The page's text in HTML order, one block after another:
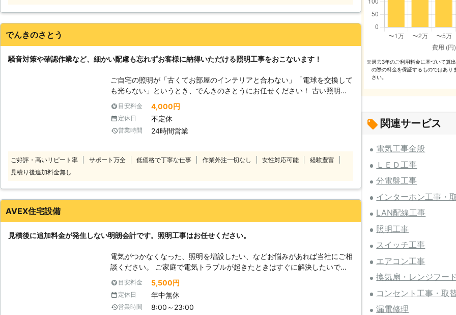
でんきのさとう
騒音対策や確認作業など、細かい配慮も忘れずお客様に納得いただける照明工事をおこないます！
ご自宅の照明が「古くてお部屋のインテリアと合わない」「電球を交換して
も光らない」というとき、でんきのさとうにお任せください！ 古い照明を
そのまま使用していると、絶縁体が劣化して煙がでたり、焦げたりすること
があります。危険から身を守るためにも、古い照明器具は交換工事しましょ
う。 当店ではご家庭の照明器具の交換はもちろん、増設やシーリングの設
置で快適に暮らせるようお手伝いしています。お客様のお気持ちを第一に考
の大切なお宅に上がらせていただいているということを忘れず、お部屋が傷
つかないよう養生の設置、無駄な物音を立てない作業がこだわりです。お子
心掛けています。市川市近郊で電気工事業者をお探しのときには、ぜひ当店
をご利用ください。
目安料金 4,000円
定休日 不定休
営業時間 24時間営業
ご好評・高いリピート率 サポート万全 低価格で丁寧な仕事 作業外注一切なし 女性対応可能
経験豊富
見積り後追加料金無し
AVEX住宅設備
見積後に追加料金が発生しない明朗会計です。照明工事はお任せください。
電気がつかなくなった、照明を増設したい、などお悩みがあれば当社にご相
談ください。 ご家庭で電気トラブルが起きたときはすぐに解決したいです
よね。とくに夕方から夜にかけて電気がつかないと真っ暗でなにもできなく
なって困ってしまいます。そんなときこそ当社にお任せください。 当社
は、急なトラブルにもすぐに対応できるよう夜遅くまで営業しております。
世田谷区近辺であれば最短20分で駆けつけることもできますのでご安心く
目安料金 5,500円
定休日 年中無休
営業時間 8:00～23:00
※過去3年のご利⽤料⾦に基づいて算
の際の料⾦を保証するものではあり
さい。
関連サービス
電気工事全般
ＬＥＤ工事
分電盤工事
インターホン工事・
LAN配線工事
照明工事
スイッチ工事
エアコン工事
換気扇・レンジフー
コンセント工事・取
漏電修理